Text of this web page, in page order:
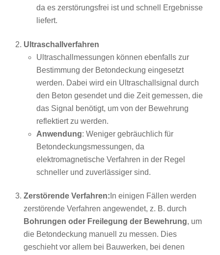
da es zerstörungsfrei ist und schnell Ergebnisse
liefert.
Ultraschallverfahren
Ultraschallmessungen können ebenfalls zur
Bestimmung der Betondeckung eingesetzt
werden. Dabei wird ein Ultraschallsignal durch
den Beton gesendet und die Zeit gemessen, die
das Signal benötigt, um von der Bewehrung
reflektiert zu werden.
Anwendung: Weniger gebräuchlich für
Betondeckungsmessungen, da
elektromagnetische Verfahren in der Regel
schneller und zuverlässiger sind.
Zerstörende Verfahren: In einigen Fällen werden
zerstörende Verfahren angewendet, z. B. durch
Bohrungen oder Freilegung der Bewehrung, um
die Betondeckung manuell zu messen. Dies
geschieht vor allem bei Bauwerken, bei denen